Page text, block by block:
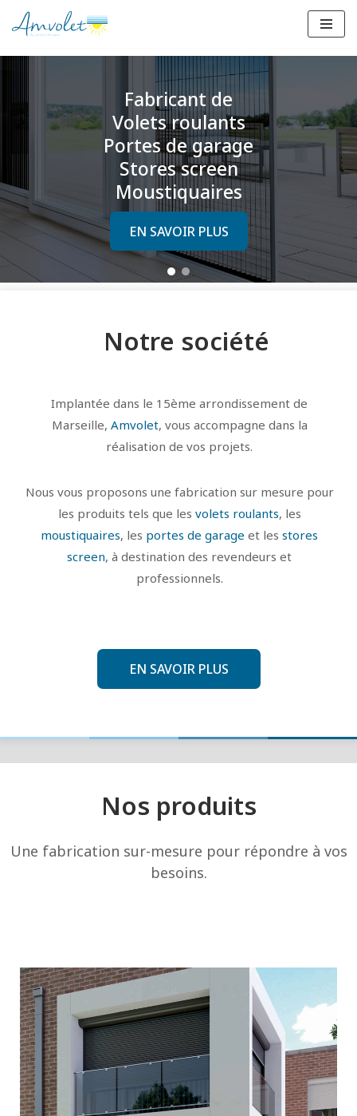
Fabricant de
Volets roulants
Portes de garage
Stores screen
Moustiquaires
EN SAVOIR PLUS
Notre société
Implantée dans le 15ème arrondissement de
Marseille, Amvolet, vous accompagne dans la
réalisation de vos projets.
Nous vous proposons une fabrication sur mesure pour
les produits tels que les volets roulants, les
moustiquaires, les portes de garage et les stores
screen, à destination des revendeurs et
professionnels.
EN SAVOIR PLUS
Nos produits
Une fabrication sur-mesure pour répondre à vos
besoins.